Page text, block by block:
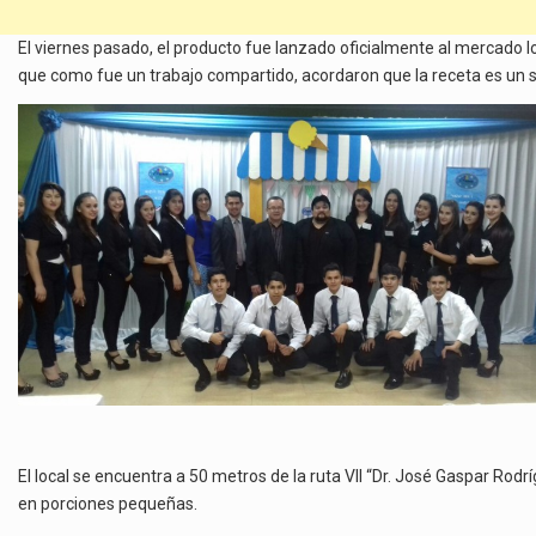
El viernes pasado, el producto fue lanzado oficialmente al mercado
que como fue un trabajo compartido, acordaron que la receta es
El local se encuentra a 50 metros de la ruta VII “Dr. José Gaspar
en porciones pequeñas.